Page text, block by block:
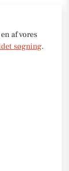
af vores
søgning.